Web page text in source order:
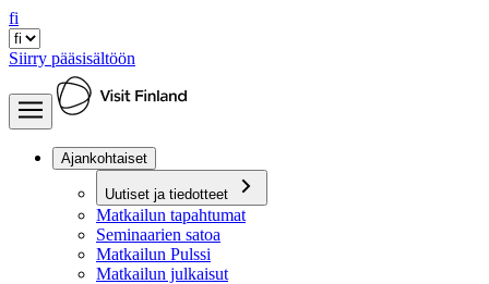
fi
Siirry pääsisältöön
Ajankohtaiset
Uutiset ja tiedotteet
Matkailun tapahtumat
Seminaarien satoa
Matkailun Pulssi
Matkailun julkaisut